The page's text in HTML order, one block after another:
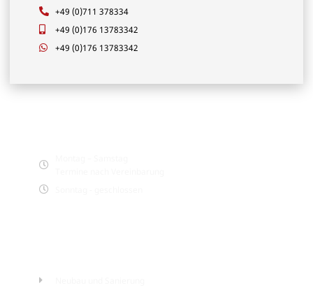
+49 (0)711 378334
+49 (0)176 13783342
+49 (0)176 13783342